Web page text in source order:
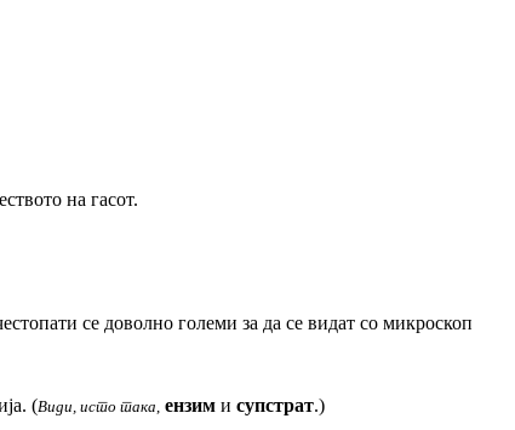
на гасот.
се доволно големи за да се видат со микроскоп
(Види, исто така, ензим и супстрат.)